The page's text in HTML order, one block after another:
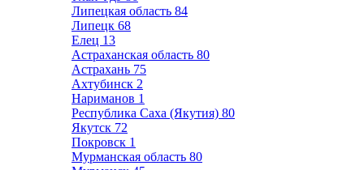
Липецкая область 84
Липецк 68
Елец 13
Астраханская область 80
Астрахань 75
Ахтубинск 2
Нариманов 1
Республика Саха (Якутия) 80
Якутск 72
Покровск 1
Мурманская область 80